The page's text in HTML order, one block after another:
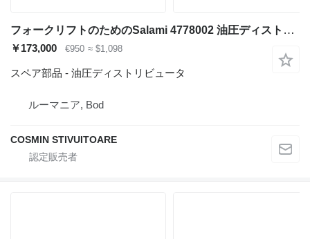
フォークリフトのためのSalami 4778002 油圧ディストリビュータ
￥173,000 €950 ≈ $1,098
スペア部品 - 油圧ディストリビュータ
ルーマニア, Bod
COSMIN STIVUITOARE